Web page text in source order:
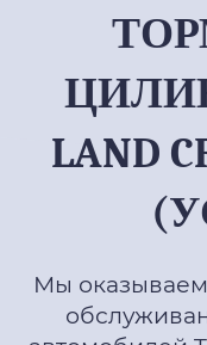
LAND
Мы